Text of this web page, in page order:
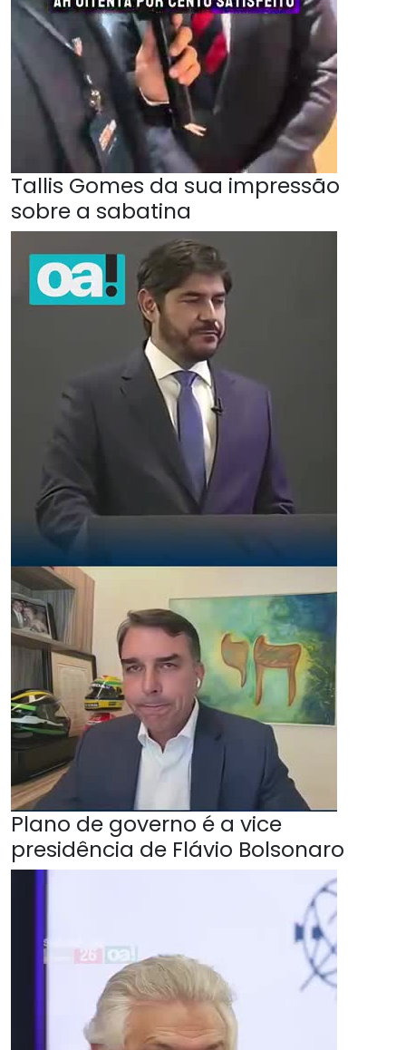
Tallis Gomes da sua impressão
sobre a sabatina
Plano de governo é a vice
presidência de Flávio Bolsonaro